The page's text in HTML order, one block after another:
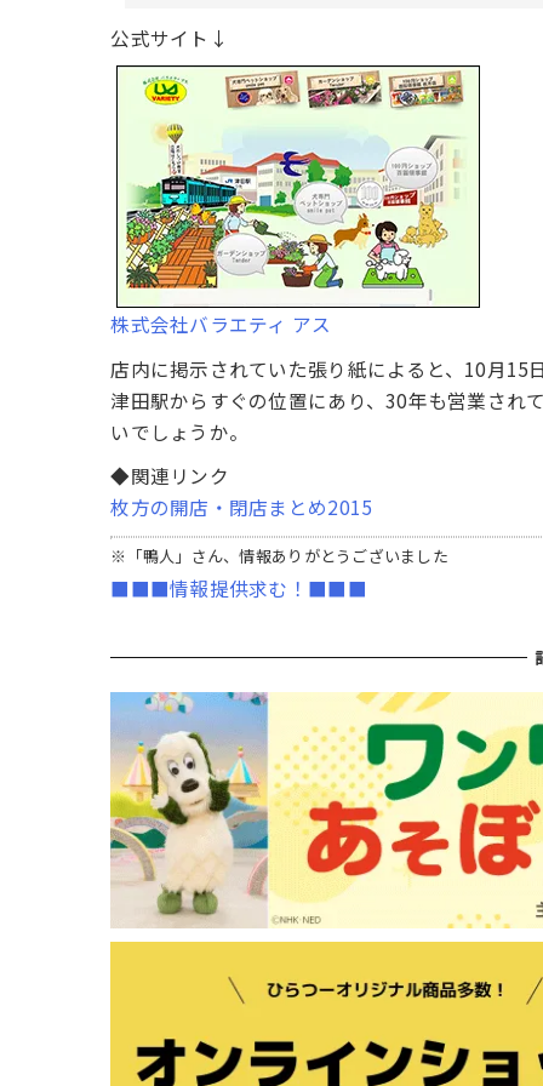
公式サイト↓
株式会社バラエティ アス
店内に掲示されていた張り紙によると、10月15
津田駅からすぐの位置にあり、30年も営業され
いでしょうか。
◆関連リンク
枚方の開店・閉店まとめ2015
※「鴨人」さん、情報ありがとうございました
■■■情報提供求む！■■■